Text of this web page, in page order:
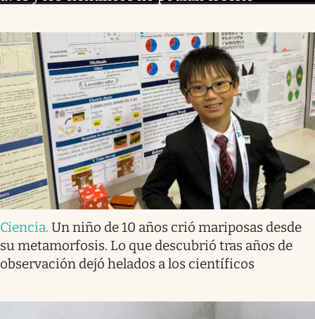
Ciencia. Un niño de 10 años crió mariposas desde
su metamorfosis. Lo que descubrió tras años de
observación dejó helados a los científicos